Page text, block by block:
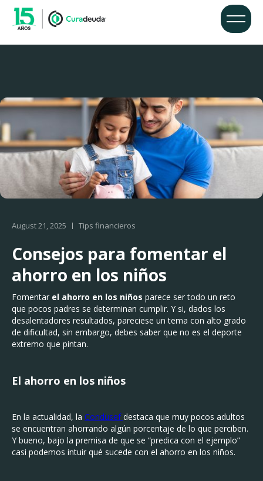
August 21, 2025 Tips financieros
Consejos para fomentar el
ahorro en los niños
Fomentar el ahorro en los niños parece ser todo un reto
que pocos padres se determinan cumplir. Y si, dados los
desalentadores resultados, pareciese un tema con alto grado
de dificultad, sin embargo, debes saber que no es el deporte
extremo que pintan.
El ahorro en los niños
En la actualidad, la Condusefdestaca que muy pocos adultos
se encuentran ahorrando algún porcentaje de lo que perciben.
Y bueno, bajo la premisa de que se “predica con el ejemplo”
casi podemos intuir qué sucede con el ahorro en los niños.